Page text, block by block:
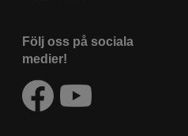
Följ oss på sociala
medier!